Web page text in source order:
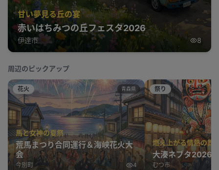
甘い夢見る丘の宴
赤いはちみつの丘フェスタ2026
伊達市 8
周辺のピックアップ
花火 青森県
馬と女神の夏祭
荒馬まつり合同運行＆海峡花火大
会
今別町 4
祭り
燃え上がる情熱の舞
大湊ネブタ2026
むつ市